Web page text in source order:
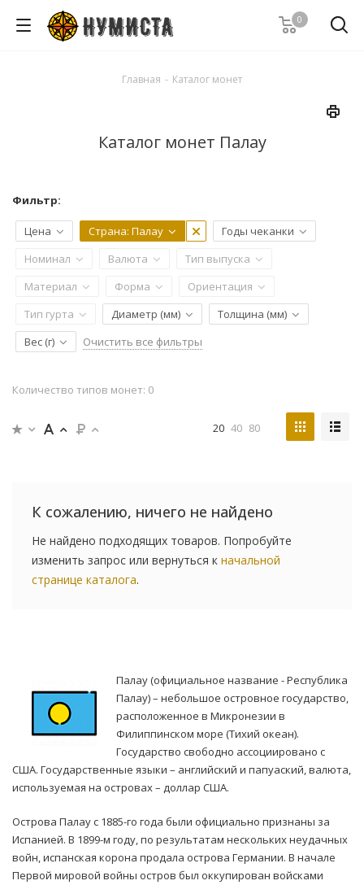
0
Главная - Каталог монет
Каталог монет Палау
Фильтр:
Цена Страна: Палау
Годы чеканки
Номинал
Валюта
Тип выпуска
Материал
Форма
Ориентация
Тип гурта
Диаметр (мм)
Толщина (мм)
Вес (г)
Очистить все фильтры
Количество типов монет: 0
20 40 80
К сожалению, ничего не найдено
Не найдено подходящих товаров. Попробуйте
изменить запрос или вернуться к начальной
странице каталога.
Палау (официальное название - Республика
Палау) – небольшое островное государство,
расположенное в Микронезии в
Филиппинском море (Тихий океан).
Государство свободно ассоциировано с
США. Государственные языки – английский и папуаский, валюта,
используемая на островах – доллар США.
Острова Палау с 1885-го года были официально признаны за
Испанией. В 1899-м году, по результатам нескольких неудачных
войн, испанская корона продала острова Германии. В начале
Первой мировой войны остров был оккупирован войсками